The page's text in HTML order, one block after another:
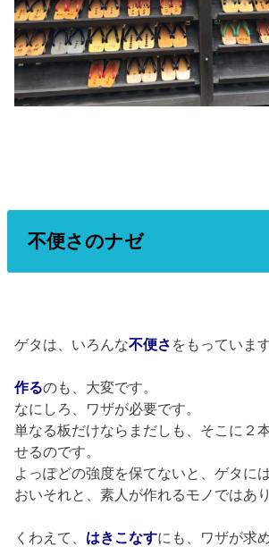
不便さのナゼ
ゲタは、いろんな不便さ をもっています
作るのも、大変です。
なにしろ、ワザが必要です。
単なる板だけならまだしも、そこに２
せるのです。
よっぽどの強度を保てないと、ゲタに
おいそれと、素人が作れるモノではあ
くわえて、 はきこなすにも、ワザが求